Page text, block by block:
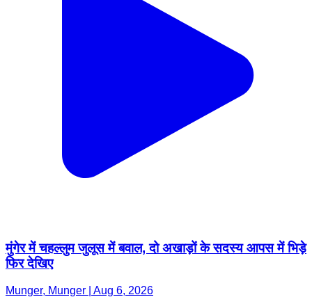
मुंगेर में चहल्लुम जुलूस में बवाल, दो अखाड़ों के सदस्य आपस में भिड़े
फिर देखिए
Munger, Munger | Aug 6, 2026